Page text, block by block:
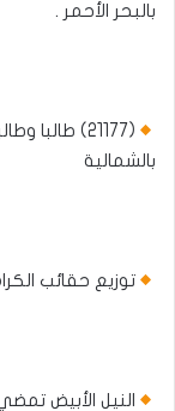
بالبحر الأحمر .
(21177)
بالشمالية
توزيع حقائب
النيل الأبيض